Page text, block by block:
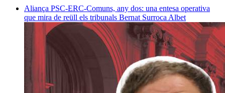
Aliança PSC-ERC-Comuns, any dos: una entesa operativa
que mira de reüll els tribunals Bernat Surroca Albet